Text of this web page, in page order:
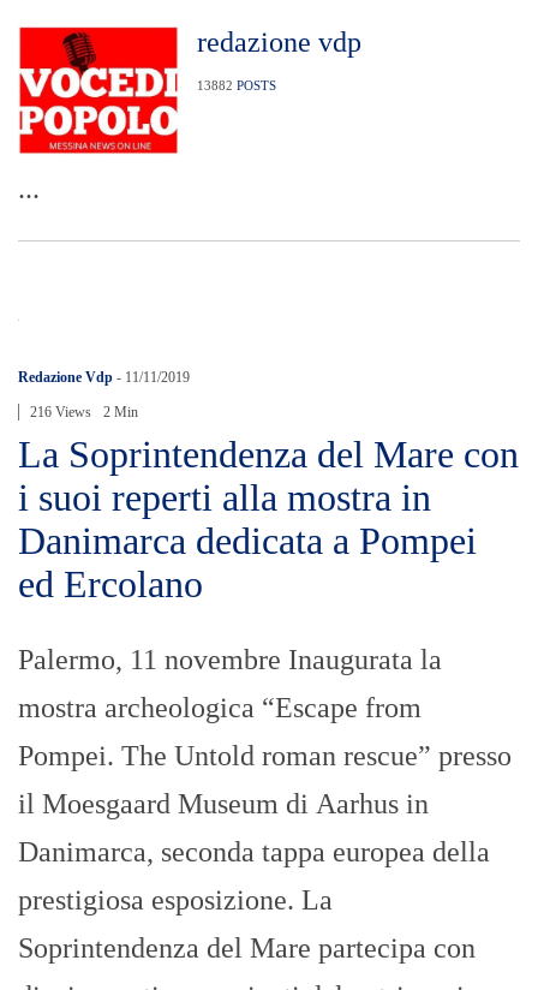
redazione vdp
13882 POSTS
...
Redazione Vdp - 11/11/2019
216 Views 2 Min
La Soprintendenza del Mare con
i suoi reperti alla mostra in
Danimarca dedicata a Pompei
ed Ercolano
Palermo, 11 novembre Inaugurata la
mostra archeologica “Escape from
Pompei. The Untold roman rescue” presso
il Moesgaard Museum di Aarhus in
Danimarca, seconda tappa europea della
prestigiosa esposizione. La
Soprintendenza del Mare partecipa con